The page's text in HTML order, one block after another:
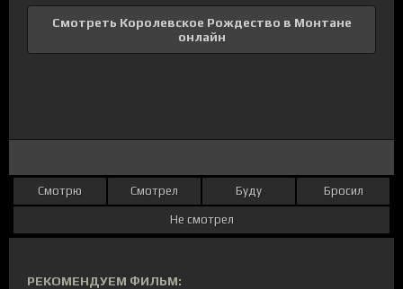
Смотреть Королевское Рождество в Монтане
онлайн
Смотрю Смотрел Буду Бросил
Не смотрел
РЕКОМЕНДУЕМ ФИЛЬМ: